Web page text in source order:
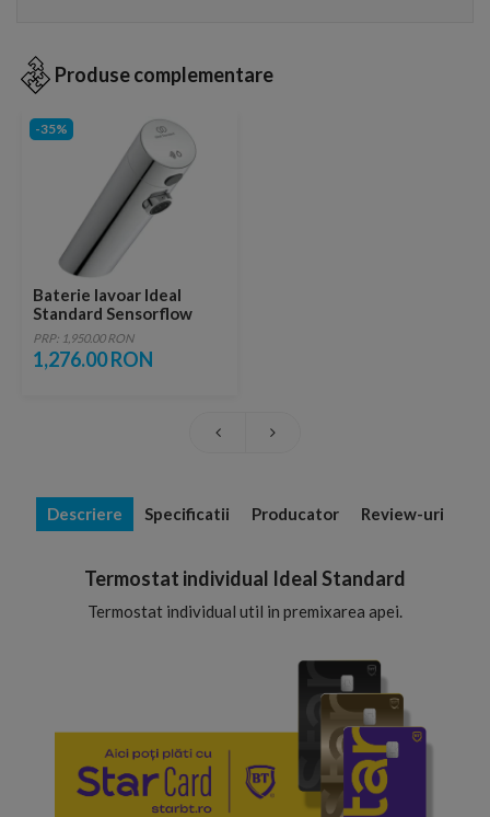
Produse complementare
-35%
Baterie lavoar Ideal
Standard Sensorflow
electronica
PRP: 1,950.00 RON
1,276.00 RON
Descriere Specificatii Producator Review-uri
Termostat individual Ideal Standard
Termostat individual util in premixarea apei.